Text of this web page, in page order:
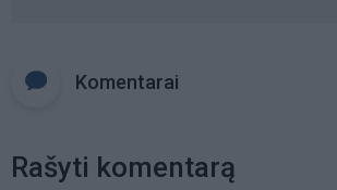
Komentarai
Rašyti komentarą